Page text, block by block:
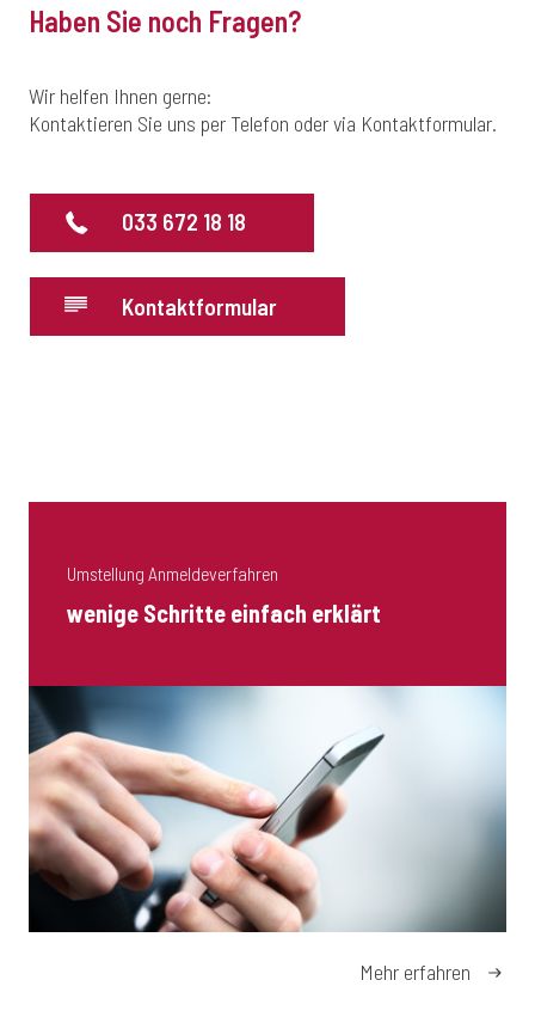
Haben Sie noch Fragen?
Wir helfen Ihnen gerne:
Kontaktieren Sie uns per Telefon oder via Kontaktformular.
033 672 18 18
Kontaktformular
Umstellung Anmeldeverfahren
wenige Schritte einfach erklärt
Mehr erfahren